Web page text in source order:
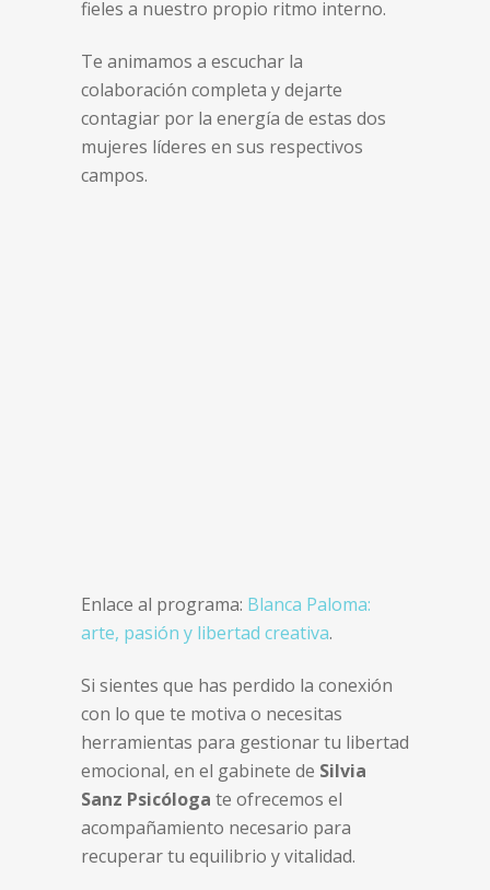
fieles a nuestro propio ritmo interno.
Te animamos a escuchar la
colaboración completa y dejarte
contagiar por la energía de estas dos
mujeres líderes en sus respectivos
campos.
Enlace al programa: Blanca Paloma:
arte, pasión y libertad creativa.
Si sientes que has perdido la conexión
con lo que te motiva o necesitas
herramientas para gestionar tu libertad
emocional, en el gabinete de Silvia
Sanz Psicóloga te ofrecemos el
acompañamiento necesario para
recuperar tu equilibrio y vitalidad.